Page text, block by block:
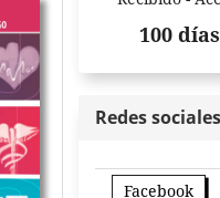
100 días
Redes sociales
Facebook